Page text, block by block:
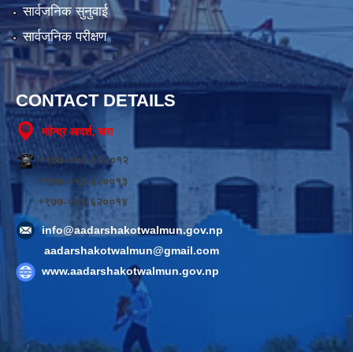
सार्वजनिक सुनुवाई
सार्वजनिक परीक्षण
CONTACT DETAILS
महेन्द्र आदर्श, बारा
+९७७-०५३-६२००१२
+९७७-०५३-६२००१३
+९७७-०५३-६२००१४
info@aadarshakotwalmun.gov.np
aadarshakotwalmun@gmail.com
www.aadarshakotwalmun.gov.np